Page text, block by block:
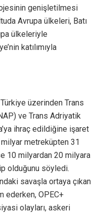
genişletilmesi
Avrupa ülkeleri, Batı
ülkeleriyle
katılımıyla
üzerinden Trans
ve Trans Adriyatik
ihraç edildiğine işaret
milyar metreküpten 31
10 milyardan 20 milyara
olduğunu söyledi.
savaşla ortaya çıkan
ederken, OPEC+
olayları, askeri